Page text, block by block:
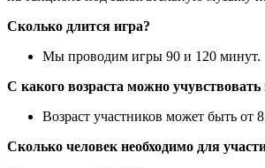
Сколько длится игра?
Мы проводим игры 90 и 120 минут.
С какого возраста можно
Возраст участников может быть от
Сколько человек необходимо для